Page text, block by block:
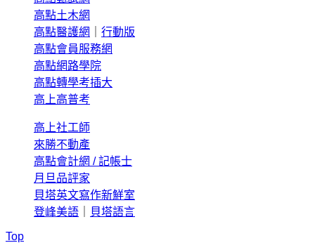
高點土木網
高點醫護網
行動版
高點會員服務網
高點網路學院
高點轉學考插大
高上高普考
高上社工師
來勝不動產
高點會計網 / 記帳士
月旦品評家
貝塔英文寫作新鮮室
登峰美語
貝塔語言
Top